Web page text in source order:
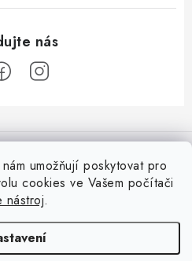
umožňují poskytovat pro
cookies ve Vašem počítači
nástroj.